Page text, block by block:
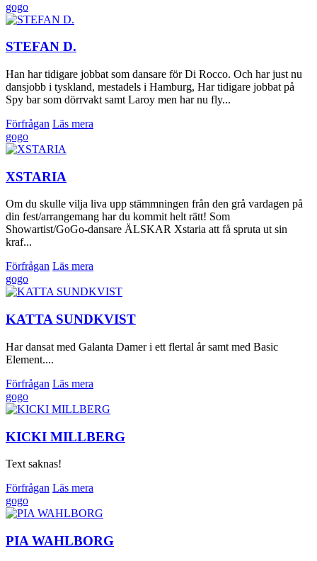
gogo
STEFAN D.
Han har tidigare jobbat som dansare för Di Rocco. Och har just nu
dansjobb i tyskland, mestadels i Hamburg, Har tidigare jobbat på
Spy bar som dörrvakt samt Laroy men har nu fly...
Förfrågan Läs mera
gogo
XSTARIA
Om du skulle vilja liva upp stämmningen från den grå vardagen på
din fest/arrangemang har du kommit helt rätt! Som
Showartist/GoGo-dansare ÄLSKAR Xstaria att få spruta ut sin
kraf...
Förfrågan Läs mera
gogo
KATTA SUNDKVIST
Har dansat med Galanta Damer i ett flertal år samt med Basic
Element....
Förfrågan Läs mera
gogo
KICKI MILLBERG
Text saknas!
Förfrågan Läs mera
gogo
PIA WAHLBORG